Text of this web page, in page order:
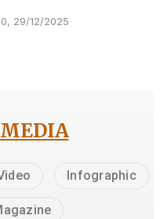
29/12/2025
Infographic